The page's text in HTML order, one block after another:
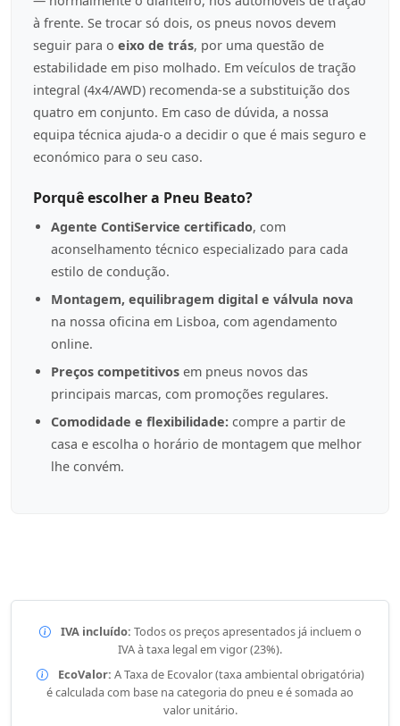
à frente. Se trocar só dois, os pneus novos devem
seguir para o eixo de trás, por uma questão de
estabilidade em piso molhado. Em veículos de tração
integral (4x4/AWD) recomenda-se a substituição dos
quatro em conjunto. Em caso de dúvida, a nossa
equipa técnica ajuda-o a decidir o que é mais seguro e
económico para o seu caso.
Porquê escolher a Pneu Beato?
Agente ContiService certificado, com
aconselhamento técnico especializado para cada
estilo de condução.
Montagem, equilibragem digital e válvula nova
na nossa oficina em Lisboa, com agendamento
online.
Preços competitivos em pneus novos das
principais marcas, com promoções regulares.
Comodidade e flexibilidade: compre a partir de
casa e escolha o horário de montagem que melhor
lhe convém.
IVA incluído: Todos os preços apresentados já incluem o
IVA à taxa legal em vigor (23%).
EcoValor: A Taxa de Ecovalor (taxa ambiental obrigatória)
é calculada com base na categoria do pneu e é somada ao
valor unitário.